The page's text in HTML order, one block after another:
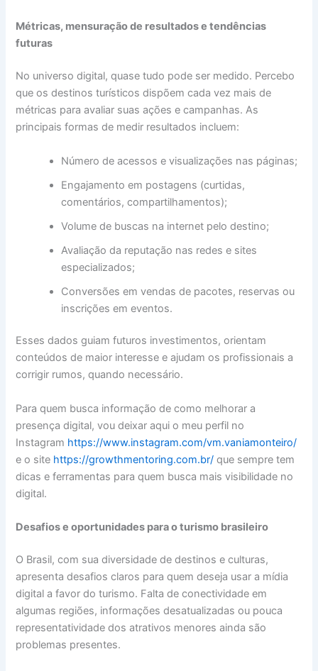
Métricas, mensuração de resultados e tendências
futuras
No universo digital, quase tudo pode ser medido. Percebo
que os destinos turísticos dispõem cada vez mais de
métricas para avaliar suas ações e campanhas. As
principais formas de medir resultados incluem:
Número de acessos e visualizações nas páginas;
Engajamento em postagens (curtidas,
comentários, compartilhamentos);
Volume de buscas na internet pelo destino;
Avaliação da reputação nas redes e sites
especializados;
Conversões em vendas de pacotes, reservas ou
inscrições em eventos.
Esses dados guiam futuros investimentos, orientam
conteúdos de maior interesse e ajudam os profissionais a
corrigir rumos, quando necessário.
Para quem busca informação de como melhorar a
presença digital, vou deixar aqui o meu perfil no
Instagram https://www.instagram.com/vm.vaniamonteiro/
e o site https://growthmentoring.com.br/ que sempre tem
dicas e ferramentas para quem busca mais visibilidade no
digital.
Desafios e oportunidades para o turismo brasileiro
O Brasil, com sua diversidade de destinos e culturas,
apresenta desafios claros para quem deseja usar a mídia
digital a favor do turismo. Falta de conectividade em
algumas regiões, informações desatualizadas ou pouca
representatividade dos atrativos menores ainda são
problemas presentes.